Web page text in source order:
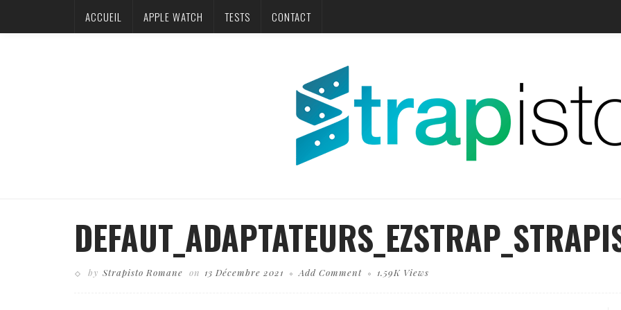
ACCUEIL APPLE WATCH TESTS CONTACT
by Strapisto Romane on 13 Décembre 2021 Add Comment 1.59K Views